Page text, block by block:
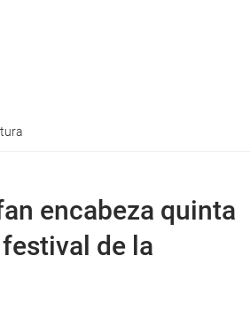
encabeza quinta
de la